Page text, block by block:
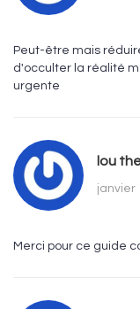
Peut-être mais
d'occulter la réalité
urgente
lou
janvier
Merci pour ce guide